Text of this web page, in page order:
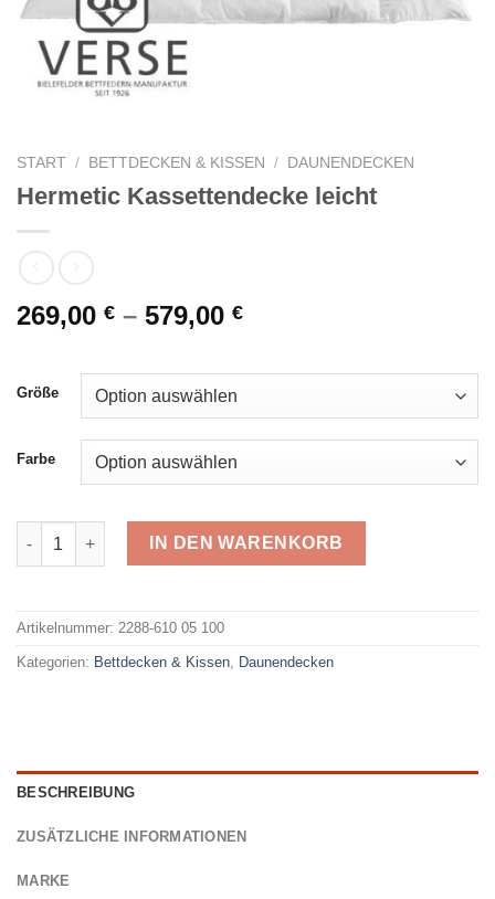
START / BETTDECKEN & KISSEN / DAUNENDECKEN
Hermetic Kassettendecke leicht
269,00 € – 579,00 €
Größe
Farbe
Hermetic Kassettendecke leicht Menge
IN DEN WARENKORB
Artikelnummer: 2288-610 05 100
Kategorien: Bettdecken & Kissen Daunendecken
BESCHREIBUNG
ZUSÄTZLICHE INFORMATIONEN
MARKE